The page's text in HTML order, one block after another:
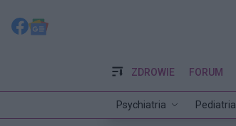
ZDROWIE
Psychiatria Pediatria
FORUM